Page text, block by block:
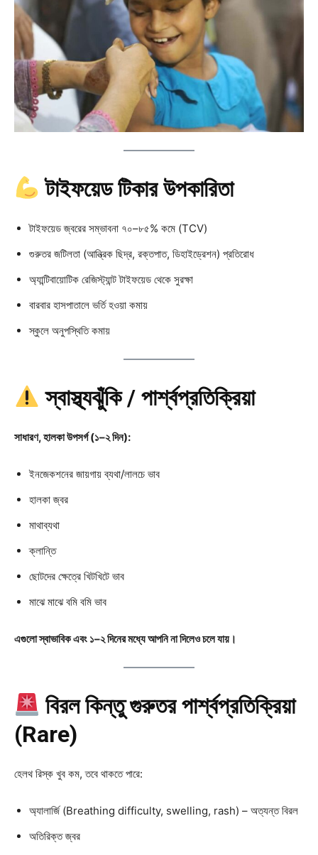
টাইফয়েড টিকার উপকারিতা
টাইফয়েড জ্বরের সম্ভাবনা ৭০–৮৫% কমে (TCV)
গুরুতর জটিলতা (আন্ত্রিক ছিদ্র, রক্তপাত, ডিহাইড্রেশন) প্রতিরোধ
অ্যান্টিবায়োটিক রেজিস্ট্যান্ট টাইফয়েড থেকে সুরক্ষা
বারবার হাসপাতালে ভর্তি হওয়া কমায়
স্কুলে অনুপস্থিতি কমায়
স্বাস্থ্যঝুঁকি / পার্শ্বপ্রতিক্রিয়া
সাধারণ, হালকা উপসর্গ (১–২ দিন):
ইনজেকশনের জায়গায় ব্যথা/লালচে ভাব
হালকা জ্বর
মাথাব্যথা
ক্লান্তি
ছোটদের ক্ষেত্রে খিটখিটে ভাব
মাঝে মাঝে বমি বমি ভাব
এগুলো স্বাভাবিক এবং ১–২ দিনের মধ্যে আপনি না দিলেও চলে যায়।
বিরল কিন্তু গুরুতর পার্শ্বপ্রতিক্রিয়া
(Rare)
হেলথ রিস্ক খুব কম, তবে থাকতে পারে:
অ্যালার্জি (Breathing difficulty, swelling, rash) – অত্যন্ত বিরল
অতিরিক্ত জ্বর